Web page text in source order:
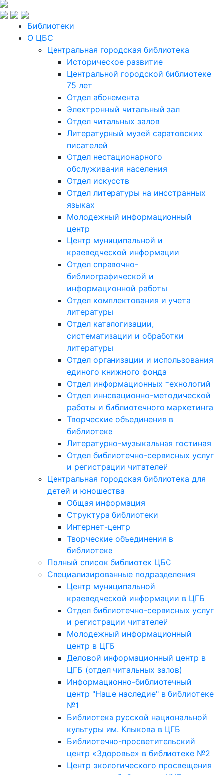
Библиотеки
О ЦБС
Центральная городская библиотека
Историческое развитие
Центральной городской библиотеке
75 лет
Отдел абонемента
Электронный читальный зал
Отдел читальных залов
Литературный музей саратовских
писателей
Отдел нестационарного
обслуживания населения
Отдел искусств
Отдел литературы на иностранных
языках
Молодежный информационный
центр
Центр муниципальной и
краеведческой информации
Отдел справочно-
библиографической и
информационной работы
Отдел комплектования и учета
литературы
Отдел каталогизации,
систематизации и обработки
литературы
Отдел организации и использования
единого книжного фонда
Отдел информационных технологий
Отдел инновационно-методической
работы и библиотечного маркетинга
Творческие объединения в
библиотеке
Литературно-музыкальная гостиная
Отдел библиотечно-сервисных услуг
и регистрации читателей
Центральная городская библиотека для
детей и юношества
Общая информация
Структура библиотеки
Интернет-центр
Творческие объединения в
библиотеке
Полный список библиотек ЦБС
Специализированные подразделения
Центр муниципальной
краеведческой информации в ЦГБ
Отдел библиотечно-сервисных услуг
и регистрации читателей
Молодежный информационный
центр в ЦГБ
Деловой информационный центр в
ЦГБ (отдел читальных залов)
Информационно-библиотечный
центр "Наше наследие" в библиотеке
№1
Библиотека русской национальной
культуры им. Клыкова в ЦГБ
Библиотечно-просветительский
центр «Здоровье» в библиотеке №2
Центр экологического просвещения